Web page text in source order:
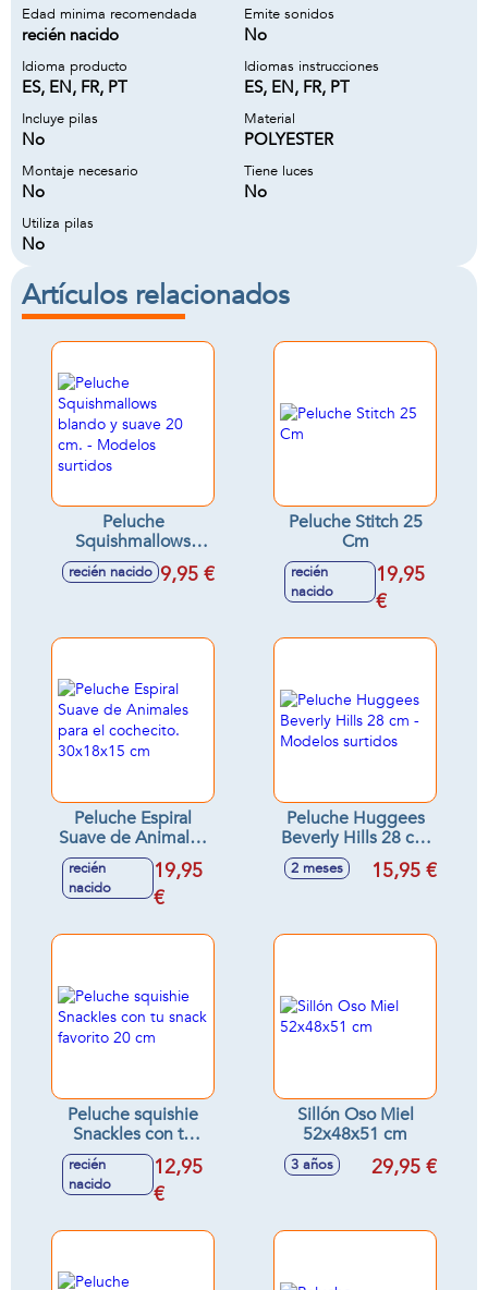
Edad minima recomendada
recién nacido
Emite sonidos
No
Idioma producto
ES, EN, FR, PT
Idiomas instrucciones
ES, EN, FR, PT
Incluye pilas
No
Material
POLYESTER
Montaje necesario
No
Tiene luces
No
Utiliza pilas
No
Artículos relacionados
Peluche
Squishmallows
blando y suave 20
cm. - Modelos
recién nacido 9,95 €
Peluche Stitch 25
Cm
recién
nacido
19,95
€
Peluche Espiral
Suave de Animales
para el cochecito.
30x18x15 cm
recién
nacido
19,95
€
Peluche Huggees
Beverly Hills 28 cm
- Modelos surtidos
2 meses 15,95 €
Peluche squishie
Snackles con tu
snack favorito 20
recién
nacido
12,95
€
Sillón Oso Miel
52x48x51 cm
3 años 29,95 €